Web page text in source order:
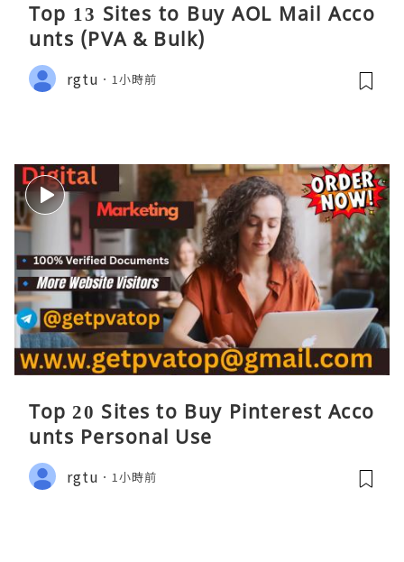
Top 13 Sites to Buy AOL Mail Acco
unts (PVA & Bulk)
rgtu 1小時前
Top 20 Sites to Buy Pinterest Acco
unts Personal Use
rgtu 1小時前